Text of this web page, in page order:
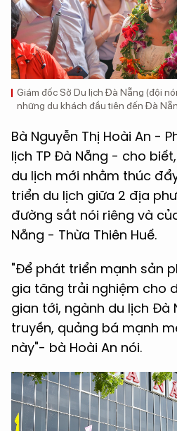
Giám đốc Sở Du lịch Đà Nẵng (đội
những du khách đầu tiên đến Đà
Bà Nguyễn Thị Hoài An -
lịch TP Đà Nẵng - cho
du lịch mới nhằm thúc
triển du lịch giữa 2 địa
đường sắt nói riêng và
Nẵng - Thừa Thiên Huế.
"Để phát triển mạnh sản
gia tăng trải nghiệm cho
gian tới, ngành du lịch Đà
truyền, quảng bá mạnh
này"- bà Hoài An nói.